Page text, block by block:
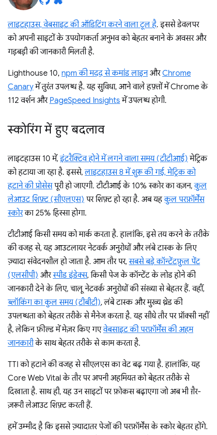
लाइटहाउस, वेबसाइट की ऑडिटिंग करने वाला टूल है. इससे डेवलपर
को अपनी साइटों के उपयोगकर्ता अनुभव को बेहतर बनाने के अवसर और
गड़बड़ी की जानकारी मिलती है.
Lighthouse 10, npm की मदद से कमांड लाइनऔरChrome
Canaryमें तुरंत उपलब्ध है. यह सुविधा, आने वाले हफ़्तों में Chrome के
112 वर्शन और PageSpeed Insights में उपलब्ध होगी.
स्कोरिंग में हुए बदलाव
लाइटहाउस 10 में,इंटरैक्टिव होने में लगने वाला समय (टीटीआई) मेट्रिक
को हटाया जा रहा है. इससे,लाइटहाउस 8 में शुरू की गई, मेट्रिक को
हटाने की प्रोसेसपूरी हो जाएगी. टीटीआई के 10% स्कोर का वज़न,कुल
लेआउट शिफ़्ट (सीएलएस) पर शिफ़्ट हो रहा है. अब यहकुल परफ़ॉर्मेंस
स्कोरका 25% हिस्सा होगा.
टीटीआई किसी समय को मार्क करता है. हालांकि, इसे तय करने के तरीके
की वजह से, यह आउटलायर नेटवर्क अनुरोधों और लंबे टास्क के लिए
ज़्यादा संवेदनशील हो जाता है. आम तौर पर,सबसे बड़े कॉन्टेंटफ़ुल पेंट
(एलसीपी) औरस्पीड इंडेक्स, किसी पेज के कॉन्टेंट के लोड होने की
जानकारी देने के लिए, चालू नेटवर्क अनुरोधों की संख्या से बेहतर हैं. वहीं,
ब्लॉकिंग का कुल समय (टीबीटी), लंबे टास्क और मुख्य थ्रेड की
उपलब्धता को बेहतर तरीके से मैनेज करता है. यह सीधे तौर पर प्रॉक्सी नहीं
है, लेकिन फ़ील्ड में मेज़र किए गएवेबसाइट की परफ़ॉर्मेंस की अहम
जानकारीके साथ बेहतर तरीके से काम करता है.
TTI को हटाने की वजह से सीएलएस का वेट बढ़ गया है. हालांकि, यह
Core Web Vital के तौर पर अपनी अहमियत को बेहतर तरीके से
दिखाता है. साथ ही, यह उन साइटों पर फ़ोकस बढ़ाएगा जो अब भी ग़ैर-
ज़रूरी लेआउट शिफ़्ट करती हैं.
हमें उम्मीद है कि इससे ज़्यादातर पेजों की परफ़ॉर्मेंस के स्कोर बेहतर होंगे.